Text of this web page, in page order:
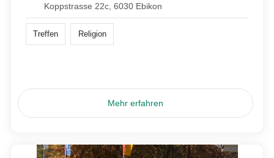
Koppstrasse 22c, 6030 Ebikon
Treffen Religion
Mehr erfahren